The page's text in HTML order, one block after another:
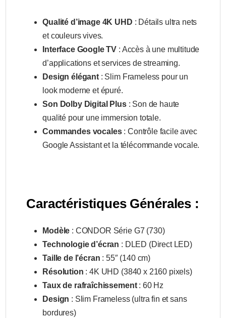
Qualité d’image 4K UHD : Détails ultra nets
et couleurs vives.
Interface Google TV : Accès à une multitude
d’applications et services de streaming.
Design élégant: Slim Frameless pour un
look moderne et épuré.
Son Dolby Digital Plus: Son de haute
qualité pour une immersion totale.
Commandes vocales: Contrôle facile avec
Google Assistant et la télécommande vocale.
Caractéristiques Générales :
Modèle : CONDOR Série G7 (730)
Technologie d’écran : DLED (Direct LED)
Taille de l’écran : 55″ (140 cm)
Résolution : 4K UHD (3840 x 2160 pixels)
Taux de rafraîchissement: 60 Hz
Design : Slim Frameless (ultra fin et sans
bordures)